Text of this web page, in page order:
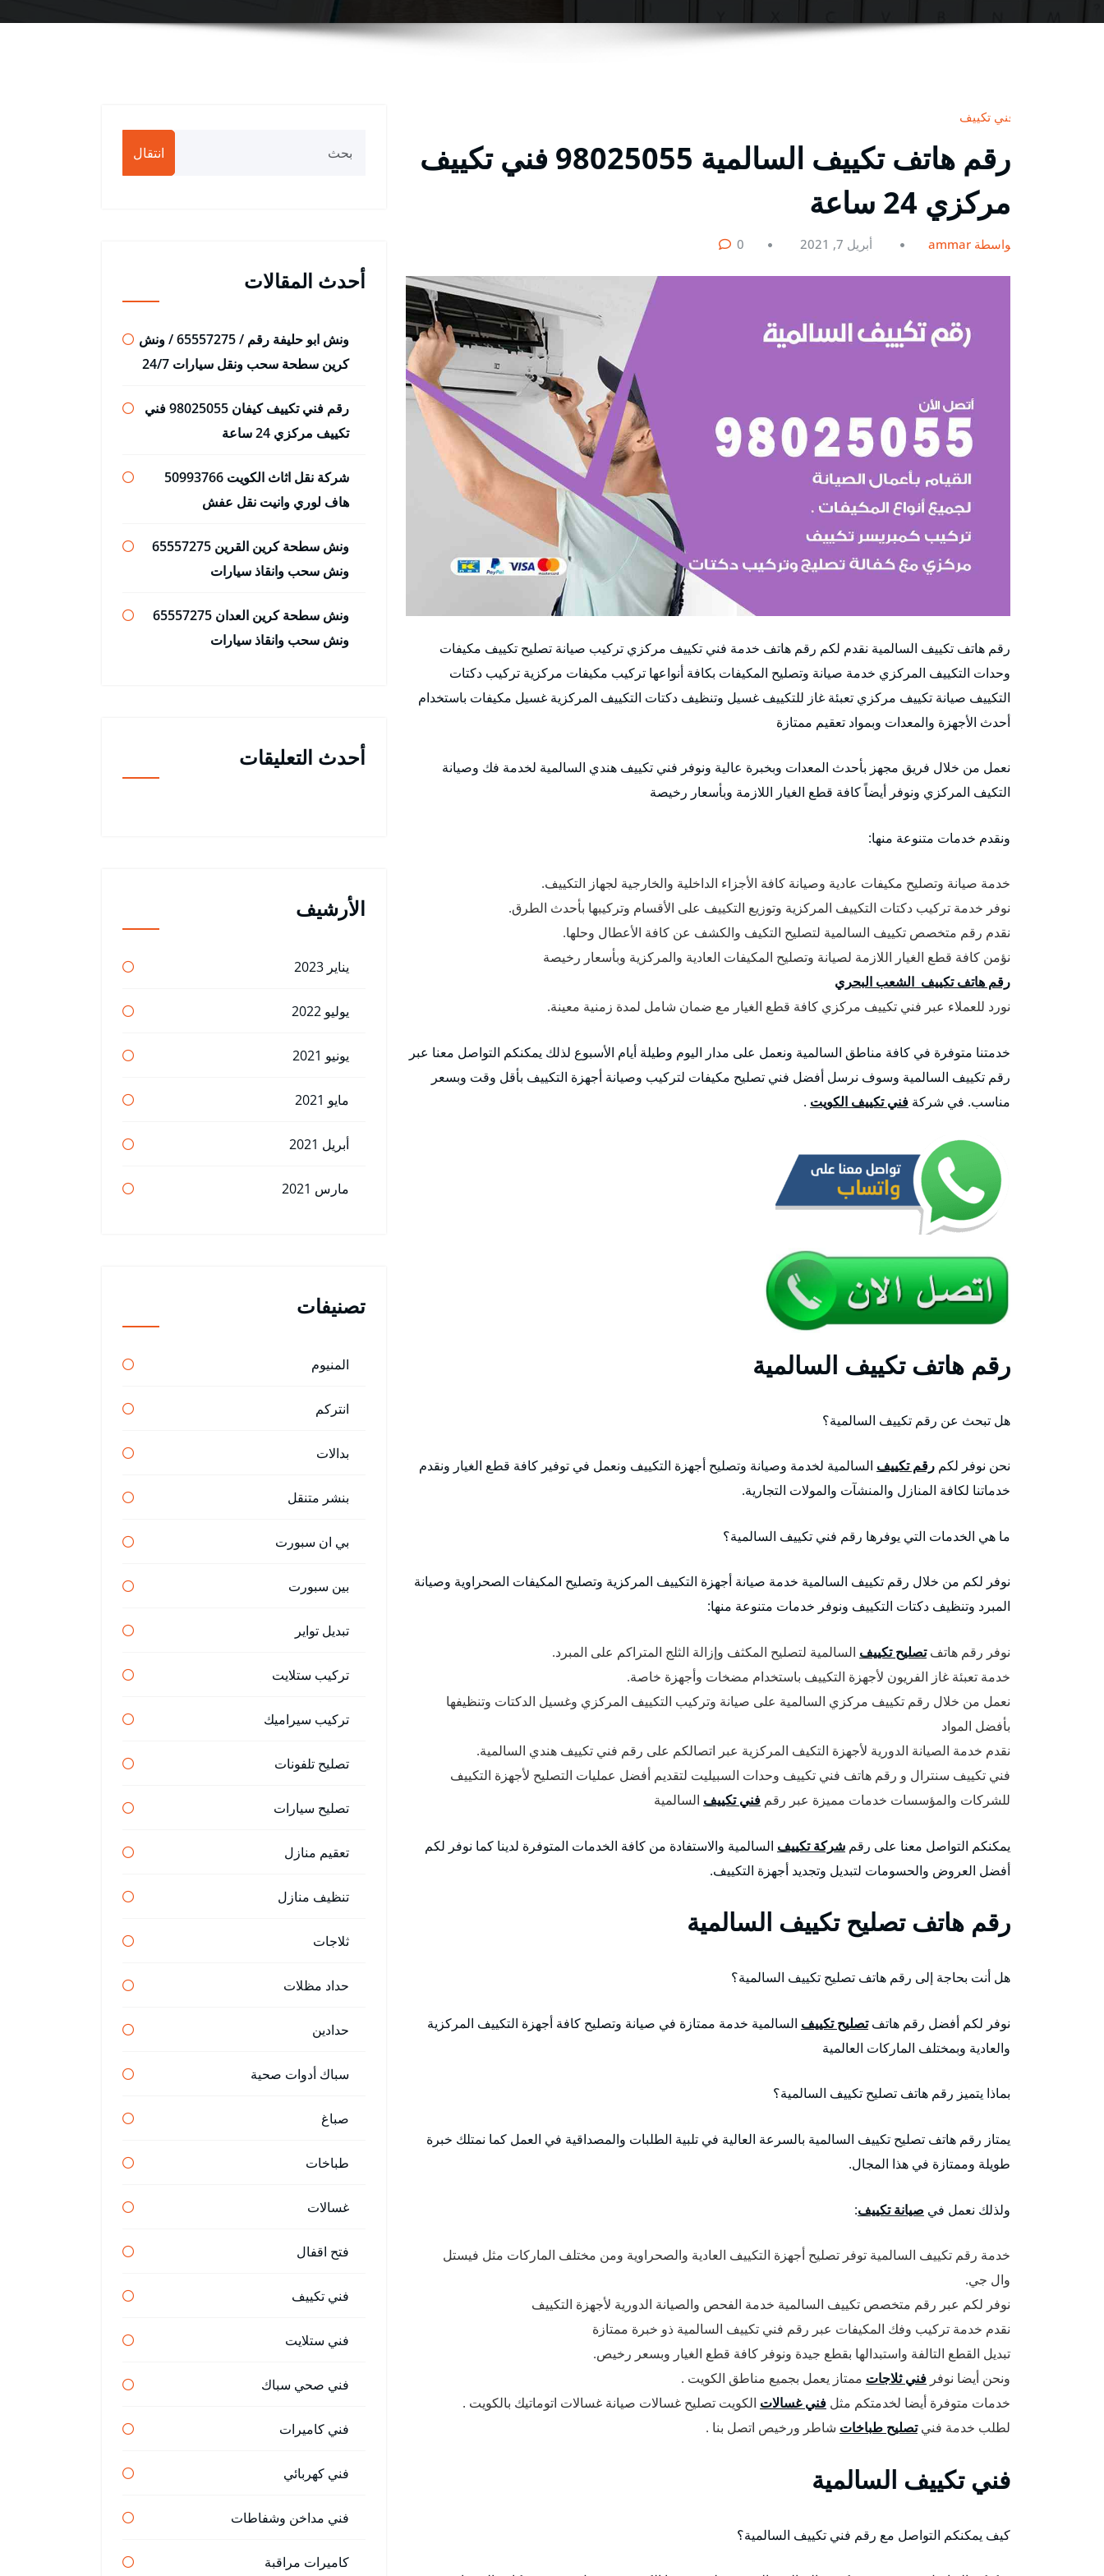
فني تكييف
رقم هاتف تكييف السالمية 98025055 فني تكييف
مركزي 24 ساعة
بواسطة ammar أبريل 7, 2021 0
رقم هاتف تكييف السالمية نقدم لكم رقم هاتف خدمة فني تكييف مركزي تركيب صيانة تصليح تكييف مكيفات
وحدات التكييف المركزي خدمة صيانة وتصليح المكيفات بكافة أنواعها تركيب مكيفات مركزية تركيب دكتات
التكييف صيانة تكييف مركزي تعبئة غاز للتكييف غسيل وتنظيف دكتات التكييف المركزية غسيل مكيفات باستخدام
أحدث الأجهزة والمعدات وبمواد تعقيم ممتازة
نعمل من خلال فريق مجهز بأحدث المعدات وبخبرة عالية ونوفر فني تكييف هندي السالمية لخدمة فك وصيانة
التكيف المركزي ونوفر أيضاً كافة قطع الغيار اللازمة وبأسعار رخيصة
ونقدم خدمات متنوعة منها:
خدمة صيانة وتصليح مكيفات عادية وصيانة كافة الأجزاء الداخلية والخارجية لجهاز التكييف.
نوفر خدمة تركيب دكتات التكييف المركزية وتوزيع التكييف على الأقسام وتركيبها بأحدث الطرق.
نقدم رقم متخصص تكييف السالمية لتصليح التكيف والكشف عن كافة الأعطال وحلها.
نؤمن كافة قطع الغيار اللازمة لصيانة وتصليح المكيفات العادية والمركزية وبأسعار رخيصة
رقم هاتف تكييف الشعب البحري
نورد للعملاء عبر فني تكييف مركزي كافة قطع الغيار مع ضمان شامل لمدة زمنية معينة.
خدمتنا متوفرة في كافة مناطق السالمية ونعمل على مدار اليوم وطيلة أيام الأسبوع لذلك يمكنكم التواصل معنا عبر
رقم تكييف السالمية وسوف نرسل أفضل فني تصليح مكيفات لتركيب وصيانة أجهزة التكييف بأقل وقت وبسعر
مناسب. في شركة فني تكييف الكويت .
رقم هاتف تكييف السالمية
هل تبحث عن رقم تكييف السالمية؟
نحن نوفر لكم رقم تكييف السالمية لخدمة وصيانة وتصليح أجهزة التكييف ونعمل في توفير كافة قطع الغيار ونقدم
خدماتنا لكافة المنازل والمنشآت والمولات التجارية.
ما هي الخدمات التي يوفرها رقم فني تكييف السالمية؟
نوفر لكم من خلال رقم تكييف السالمية خدمة صيانة أجهزة التكييف المركزية وتصليح المكيفات الصحراوية وصيانة
المبرد وتنظيف دكتات التكييف ونوفر خدمات متنوعة منها:
نوفر رقم هاتفتصليح تكييف السالمية لتصليح المكثف وإزالة الثلج المتراكم على المبرد.
خدمة تعبئة غاز الفريون لأجهزة التكييف باستخدام مضخات وأجهزة خاصة.
نعمل من خلال رقم تكييف مركزي السالمية على صيانة وتركيب التكييف المركزي وغسيل الدكتات وتنظيفها
بأفضل المواد
نقدم خدمة الصيانة الدورية لأجهزة التكيف المركزية عبر اتصالكم على رقم فني تكييف هندي السالمية.
فني تكييف سنترال و رقم هاتف فني تكييف وحدات السبيليت لتقديم أفضل عمليات التصليح لأجهزة التكييف
للشركات والمؤسسات خدمات مميزة عبر رقم فني تكييف السالمية
يمكنكم التواصل معنا على رقم شركة تكييف السالمية والاستفادة من كافة الخدمات المتوفرة لدينا كما نوفر لكم
أفضل العروض والحسومات لتبديل وتجديد أجهزة التكييف.
رقم هاتف تصليح تكييف السالمية
هل أنت بحاجة إلى رقم هاتف تصليح تكييف السالمية؟
نوفر لكم أفضل رقم هاتفتصليح تكييف السالمية خدمة ممتازة في صيانة وتصليح كافة أجهزة التكييف المركزية
والعادية وبمختلف الماركات العالمية
بماذا يتميز رقم هاتف تصليح تكييف السالمية؟
يمتاز رقم هاتف تصليح تكييف السالمية بالسرعة العالية في تلبية الطلبات والمصداقية في العمل كما نمتلك خبرة
طويلة وممتازة في هذا المجال.
ولذلك نعمل في صيانة تكييف:
خدمة رقم تكييف السالمية توفر تصليح أجهزة التكييف العادية والصحراوية ومن مختلف الماركات مثل فيستل
وال جي.
نوفر لكم عبر رقم متخصص تكييف السالمية خدمة الفحص والصيانة الدورية لأجهزة التكييف
نقدم خدمة تركيب وفك المكيفات عبر رقم فني تكييف السالمية ذو خبرة ممتازة
تبديل القطع التالفة واستبدالها بقطع جيدة ونوفر كافة قطع الغيار وبسعر رخيص.
ونحن أيضا نوفر فني ثلاجات ممتاز يعمل بجميع مناطق الكويت .
خدمات متوفرة أيضا لخدمتكم مثل فني غسالات الكويت تصليح غسالات صيانة غسالات اتوماتيك بالكويت .
لطلب خدمة فنيتصليح طباخات شاطر ورخيص اتصل بنا .
فني تكييف السالمية
كيف يمكنكم التواصل مع رقم فني تكييف السالمية؟
انتقال
أحدث المقالات
ونش ابو حليفة رقم / 65557275 / ونش
كرين سطحة سحب ونقل سيارات 24/7
رقم فني تكييف كيفان 98025055 فني
تكييف مركزي 24 ساعة
شركة نقل اثاث الكويت 50993766
هاف لوري وانيت نقل عفش
ونش سطحة كرين القرين 65557275
ونش سحب وانقاذ سيارات
ونش سطحة كرين العدان 65557275
ونش سحب وانقاذ سيارات
أحدث التعليقات
الأرشيف
يناير 2023
يوليو 2022
يونيو 2021
مايو 2021
أبريل 2021
مارس 2021
تصنيفات
المنيوم
انتركم
بدالات
بنشر متنقل
بي ان سبورت
بين سبورت
تبديل تواير
تركيب ستلايت
تركيب سيراميك
تصليح تلفونات
تصليح سيارات
تعقيم منازل
تنظيف منازل
ثلاجات
حداد مظلات
حدادين
سباك أدوات صحية
صباغ
طباخات
غسالات
فتح اقفال
فني تكييف
فني ستلايت
فني صحي سباك
فني كاميرات
فني كهربائي
فني مداخن وشفاطات
كاميرات مراقبة